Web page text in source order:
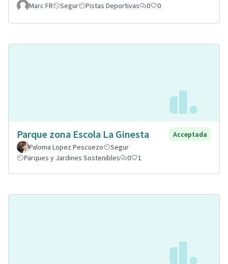
Marc FR Segur Pistas Deportivas 0 0
Parque zona Escola La Ginesta
Acceptada
Paloma Lopez Pescuezo
Segur
Parques y Jardines Sostenibles
0 1